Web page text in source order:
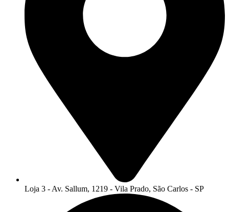
Loja 3 - Av. Sallum, 1219 - Vila Prado, São Carlos - SP